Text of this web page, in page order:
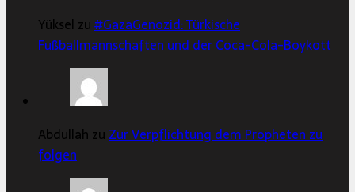
Yüksel zu#GazaGenozid: Türkische
Fußballmannschaften und der Coca-Cola-Boykott
Abdullah zuZur Verpflichtung dem Propheten zu
folgen